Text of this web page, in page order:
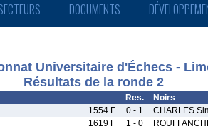
DOCUMENTS
Universitaire d'Échecs -
Résultats de la ronde 2
Res. Noirs
1554 F 0 - 1 CHARLES
1619 F 1 - 0